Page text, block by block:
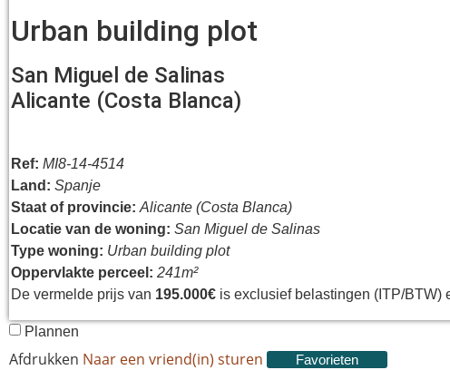
Urban building plot
San Miguel de Salinas
Alicante (Costa Blanca)
Ref: MI8-14-4514
Land: Spanje
Staat of provincie: Alicante (Costa Blanca)
Locatie van de woning: San Miguel de Salinas
Type woning: Urban building plot
Oppervlakte perceel: 241m²
De vermelde prijs van 195.000€ is exclusief belastingen (ITP/BTW)
Plannen
Afdrukken Naar een vriend(in) sturen
Favorieten